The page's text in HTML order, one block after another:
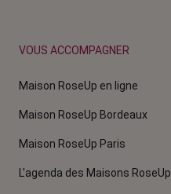
VOUS ACCOMPAGNER
Maison RoseUp en ligne
Maison RoseUp Bordeaux
Maison RoseUp Paris
L'agenda des Maisons RoseUp